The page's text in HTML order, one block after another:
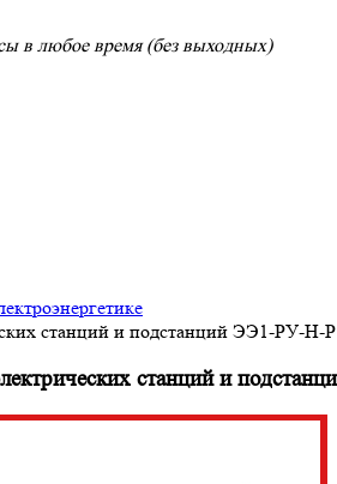
в любое время (без выходных)
станций и подстанций ЭЭ1-РУ-Н-Р
станций и